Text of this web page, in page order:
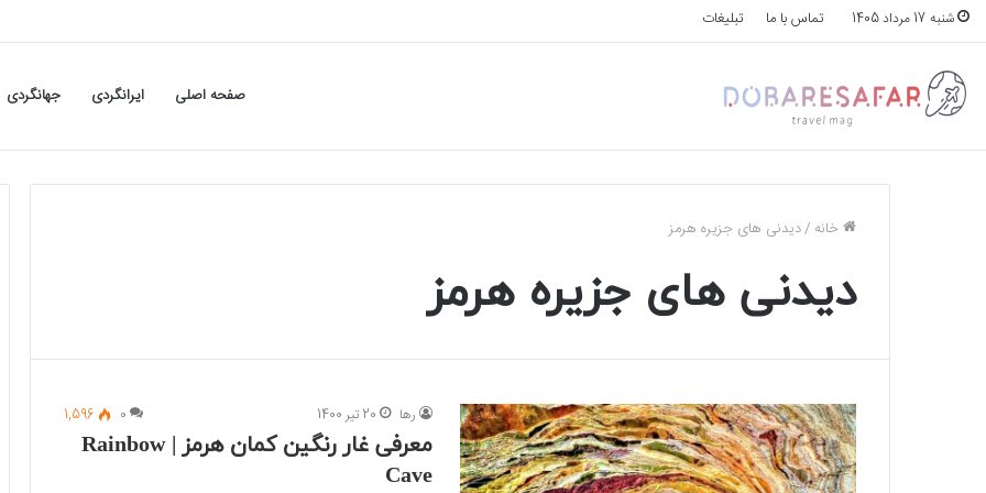
شنبه 17 مرداد 1405 تماس با ما تبلیغات
صفحه اصلی ایرانگردی جهانگردی
خانه /دیدنی های جزیره هرمز
دیدنی های جزیره هرمز
رها 20 تیر 1400 0
1,596
معرفی غار رنگین کمان هرمز | Rainbow
Cave